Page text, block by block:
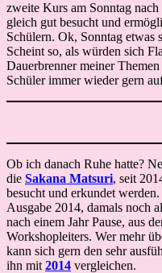
zweite Kurs am Sonntag
gleich gut besucht und
Schülern. Ok, Sonntag etwas
Scheint so, als würden sich
Dauerbrenner meiner
Schüler immer wieder gern
Ob ich danach Ruhe hatte?
die Sakana Matsuri, seit
besucht und erkundet
Ausgabe 2014, damals noch
nach einem Jahr Pause, aus
Workshopleiters. Wer mehr
kann sich gern den sehr
ihn mit 2014 vergleichen.